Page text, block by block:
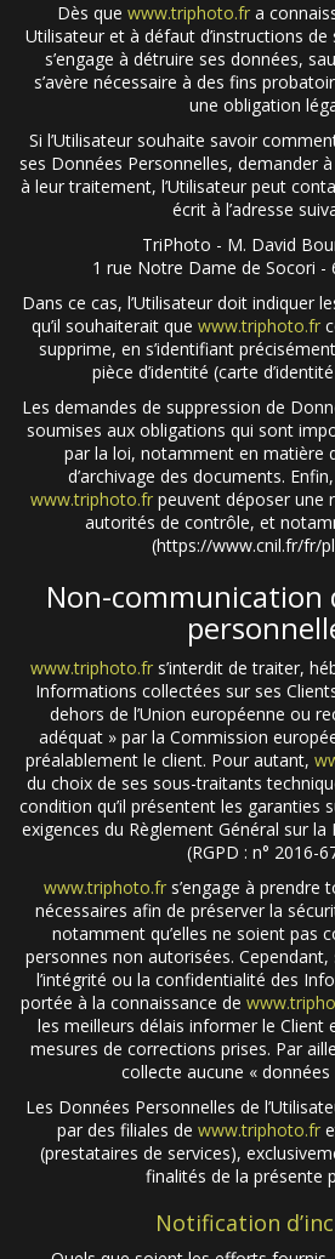
Dès que www.triphoto.fra
Utilisateur et à défaut d’instructions de
s’engage à détruire ses données,
s’avère nécessaire à des fins
une obligation
Si l’Utilisateur souhaite savoir
ses Données Personnelles, demander
à leur traitement, l’Utilisateur peut
écrit à l’adresse
TriPhoto - M. David
1 rue Notre Dame de Socori -
Dans ce cas, l’Utilisateur doit indiquer
qu’il souhaiterait que www.triphoto.fr
supprime, en s’identifiant
pièce d’identité (carte
Les demandes de suppression de
soumises aux obligations qui sont
par la loi, notamment en matière
d’archivage des documents.
www.triphoto.fr peuvent déposer une
autorités de contrôle, et
(https://www.cnil.fr/fr/
Non-communication
www.triphoto.frs’interdit de traiter,
Informations collectées sur ses
dehors de l’Union européenne ou
adéquat » par la Commission
préalablement le client. Pour autant,
du choix de ses sous-traitants
condition qu’il présentent les garanties
exigences du Règlement Général sur
(RGPD : n° 2016-
www.triphoto.fr s’engage à prendre
nécessaires afin de préserver la
notamment qu’elles ne soient pas
personnes non autorisées.
l’intégrité ou la confidentialité des
portée à la connaissance de
les meilleurs délais informer le Client
mesures de corrections prises. Par
collecte aucune « données
Les Données Personnelles de
par des filiales de www.triphoto.fr
(prestataires de services),
finalités de la présente
Notification